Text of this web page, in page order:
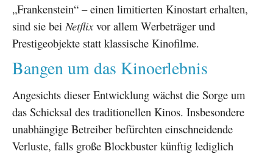
„Frankenstein“ – einen limitierten Kinostart erhalten,
sind sie bei Netflixvor allem Werbeträger und
Prestigeobjekte statt klassische Kinofilme.
Bangen um das Kinoerlebnis
Angesichts dieser Entwicklung wächst die Sorge um
das Schicksal des traditionellen Kinos. Insbesondere
unabhängige Betreiber befürchten einschneidende
Verluste, falls große Blockbuster künftig lediglich